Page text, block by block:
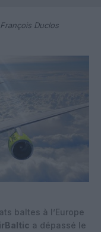
Duclos
baltes à l’Europe
a dépassé le